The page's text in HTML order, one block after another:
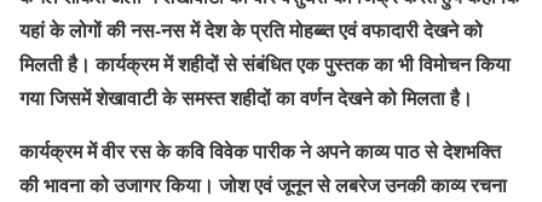
यहां के लोगों की नस-नस में देश के प्रति मोहब्ब्त एवं वफादारी देखने को
मिलती है। कार्यक्रम में शहीदों से संबंधित एक पुस्तक का भी विमोचन किया
गया जिसमें शेखावाटी के समस्त शहीदों का वर्णन देखने को मिलता है।
कार्यक्रम में वीर रस के कवि विवेक पारीक ने अपने काव्य पाठ से देशभक्ति
की भावना को उजागर किया। जोश एवं जूनून से लबरेज उनकी काव्य रचना